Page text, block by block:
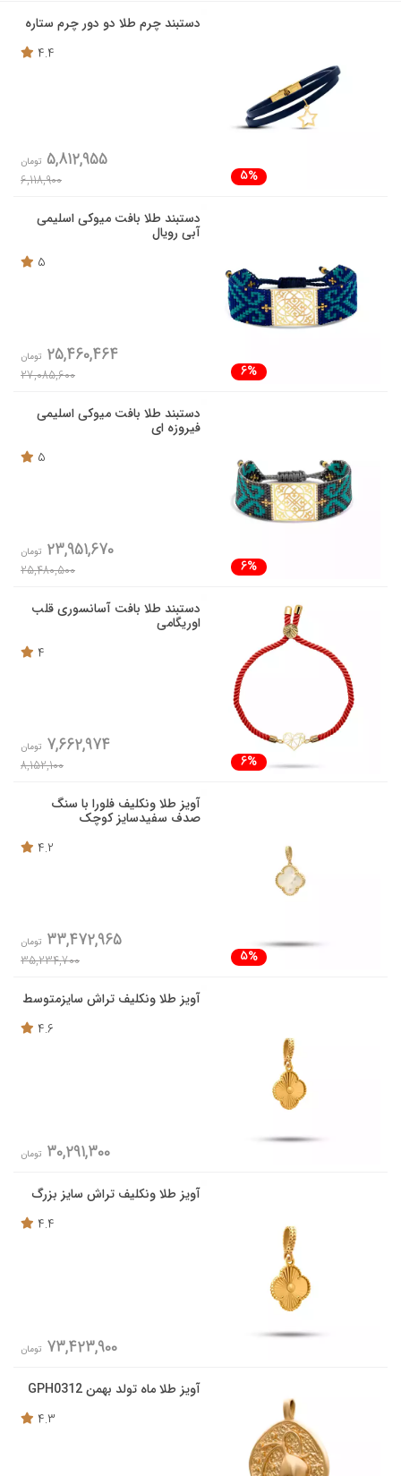
دستبند چرم طلا دو دور چرم ستاره
4.4
5%
5,812,955 تومان
6,118,900
دستبند طلا بافت میوکی اسلیمی
آبی رویال
5
6%
25,460,464 تومان
27,085,600
دستبند طلا بافت میوکی اسلیمی
فیروزه ای
5
6%
23,951,670 تومان
25,480,500
دستبند طلا بافت آسانسوری قلب
اوریگامی
4
6%
7,662,974 تومان
8,152,100
آویز طلا ونکلیف فلورا با سنگ
صدف سفیدسایز کوچک
4.2
5%
33,472,965 تومان
35,234,700
آویز طلا ونکلیف تراش سایزمتوسط
4.6
30,291,300 تومان
آویز طلا ونکلیف تراش سایز بزرگ
4.4
73,423,900 تومان
آویز طلا ماه تولد بهمن GPH0312
4.3